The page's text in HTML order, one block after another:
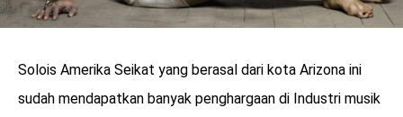
Solois Amerika Seikat yang berasal dari kota Arizona ini
sudah mendapatkan banyak penghargaan di Industri musik